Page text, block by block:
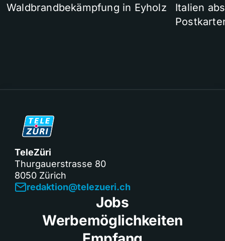
Waldbrandbekämpfung in Eyholz
Italien
TeleZüri
Thurgauerstrasse 80
8050 Zürich
redaktion@telezueri.ch
Jobs
Werbemöglichkeiten